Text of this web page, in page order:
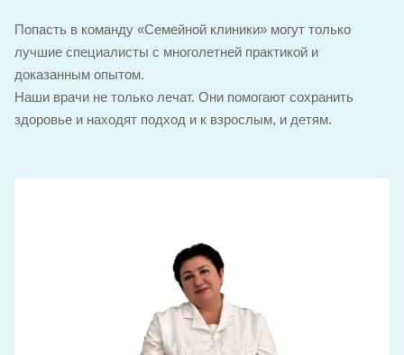
Попасть в команду «Семейной клиники» могут только
лучшие специалисты с многолетней практикой и
доказанным опытом.
Наши врачи не только лечат. Они помогают сохранить
здоровье и находят подход и к взрослым, и детям.